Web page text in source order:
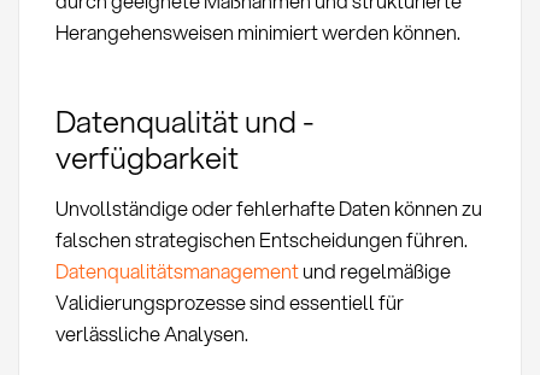
Herangehensweisen minimiert werden können.
Datenqualität und -
verfügbarkeit
Unvollständige oder fehlerhafte Daten können zu
falschen strategischen Entscheidungen führen.
Datenqualitätsmanagementund regelmäßige
Validierungsprozesse sind essentiell für
verlässliche Analysen.